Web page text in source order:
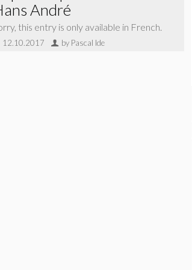
André
this entry is only available in French.
12.10.2017 by Pascal Ide